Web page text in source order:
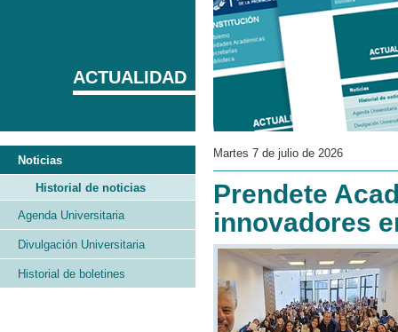
Martes 7 de julio de 2026
Prendete
innovadores
ACTUALIDAD
Noticias
Historial de noticias
Agenda Universitaria
Divulgación Universitaria
Historial de boletines